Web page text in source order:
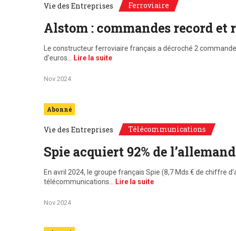
Vie des Entreprises Ferroviaire
Alstom : commandes record
Le constructeur ferroviaire français a décroché 2
d’euros…
Lire la suite
Nov 2024
Abonné
Vie des Entreprises Télécommunications
Spie acquiert 92% de
En avril 2024, le groupe français Spie (8,7 Mds € de chiffre
télécommunications…
Lire la suite
Nov 2024